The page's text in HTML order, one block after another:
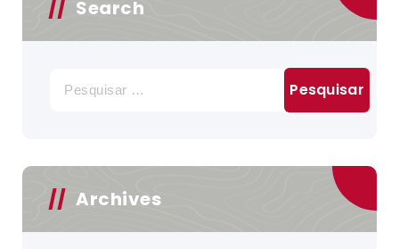
Search
por:
Archives